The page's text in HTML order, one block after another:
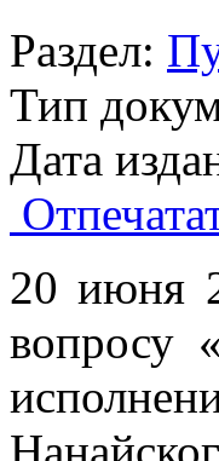
Раздел:
Тип
Дата
20 июня
вопросу